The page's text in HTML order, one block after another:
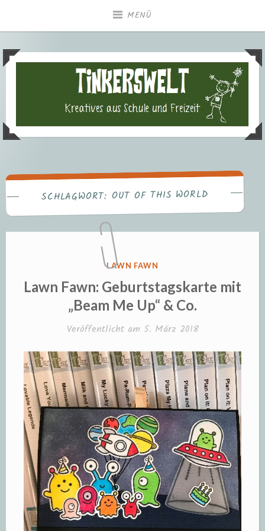
MENÜ
Tinkerswelt – Kreatives aus
Freizeit und Schule
SCHLAGWORT: OUT OF THIS WORLD
VERÖFFENTLICHT
LAWN FAWN
Lawn Fawn: Geburtstagskarte mit
„Beam Me Up“ & Co.
Veröffentlicht am 5. März 2018